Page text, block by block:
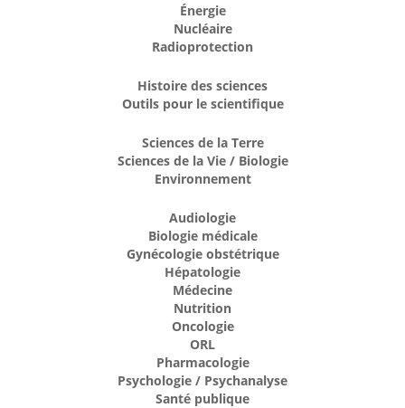
Énergie
Nucléaire
Radioprotection
Histoire des sciences
Outils pour le scientifique
Sciences de la Terre
Sciences de la Vie / Biologie
Environnement
Audiologie
Biologie médicale
Gynécologie obstétrique
Hépatologie
Médecine
Nutrition
Oncologie
ORL
Pharmacologie
Psychologie / Psychanalyse
Santé publique